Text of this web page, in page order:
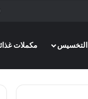
التخسيس مكملات